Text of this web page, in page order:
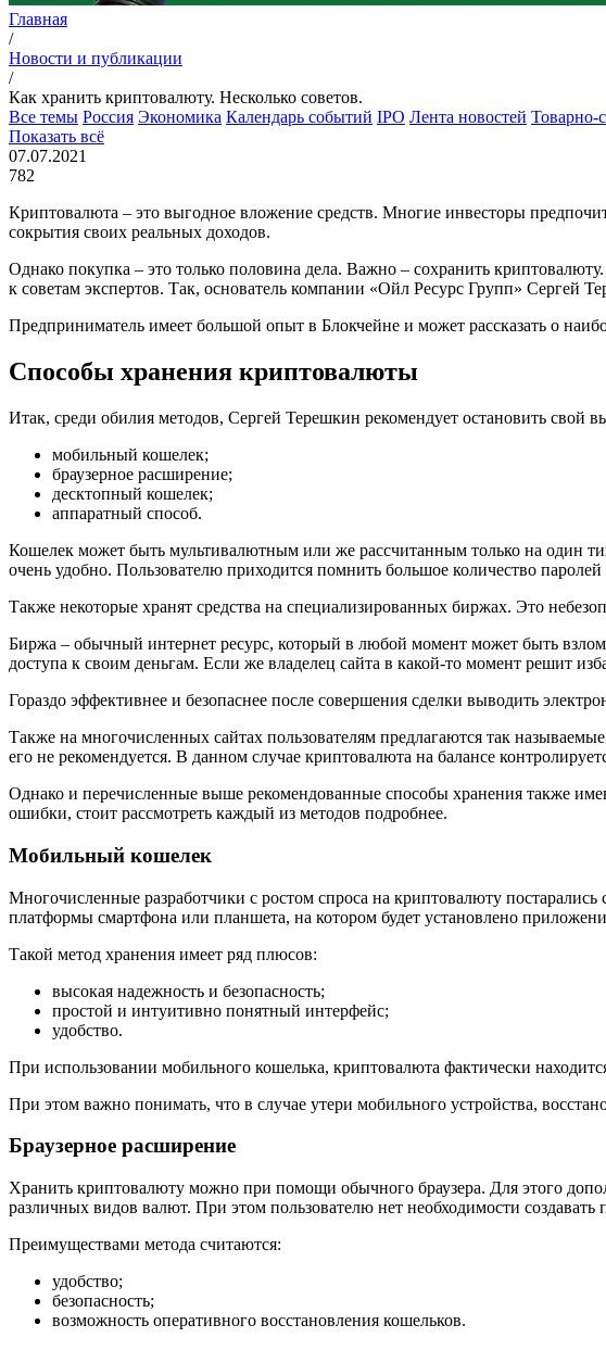
Главная
/
Новости и публикации
/
Как хранить криптовалюту. Несколько советов.
Все темы Россия Экономика Календарь событий IPO Лента новостей Товарно-
Показать всё
07.07.2021
782
Криптовалюта – это выгодное вложение средств. Многие инвесторы
сокрытия своих реальных доходов.
Однако покупка – это только половина дела. Важно – сохранить
к советам экспертов. Так, основатель компании «Ойл Ресурс Групп» Сергей
Предприниматель имеет большой опыт в Блокчейне и может рассказать о
Способы хранения криптовалюты
Итак, среди обилия методов, Сергей Терешкин рекомендует остановить свой
мобильный кошелек;
браузерное расширение;
десктопный кошелек;
аппаратный способ.
Кошелек может быть мультивалютным или же рассчитанным только на один
очень удобно. Пользователю приходится помнить большое количество
Также некоторые хранят средства на специализированных биржах. Это
Биржа – обычный интернет ресурс, который в любой момент может быть
доступа к своим деньгам. Если же владелец сайта в какой-то момент решит
Гораздо эффективнее и безопаснее после совершения сделки выводить
Также на многочисленных сайтах пользователям предлагаются так
его не рекомендуется. В данном случае криптовалюта на балансе
Однако и перечисленные выше рекомендованные способы хранения также
ошибки, стоит рассмотреть каждый из методов подробнее.
Мобильный кошелек
Многочисленные разработчики с ростом спроса на криптовалюту
платформы смартфона или планшета, на котором будет установлено
Такой метод хранения имеет ряд плюсов:
высокая надежность и безопасность;
простой и интуитивно понятный интерфейс;
удобство.
При использовании мобильного кошелька, криптовалюта фактически
При этом важно понимать, что в случае утери мобильного устройства,
Браузерное расширение
Хранить криптовалюту можно при помощи обычного браузера. Для этого
различных видов валют. При этом пользователю нет необходимости
Преимуществами метода считаются:
удобство;
безопасность;
возможность оперативного восстановления кошельков.